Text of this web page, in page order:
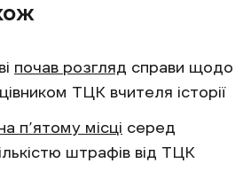
почав розгляд справи щодо
ТЦК вчителя історії
п’ятому місці серед
штрафів від ТЦК